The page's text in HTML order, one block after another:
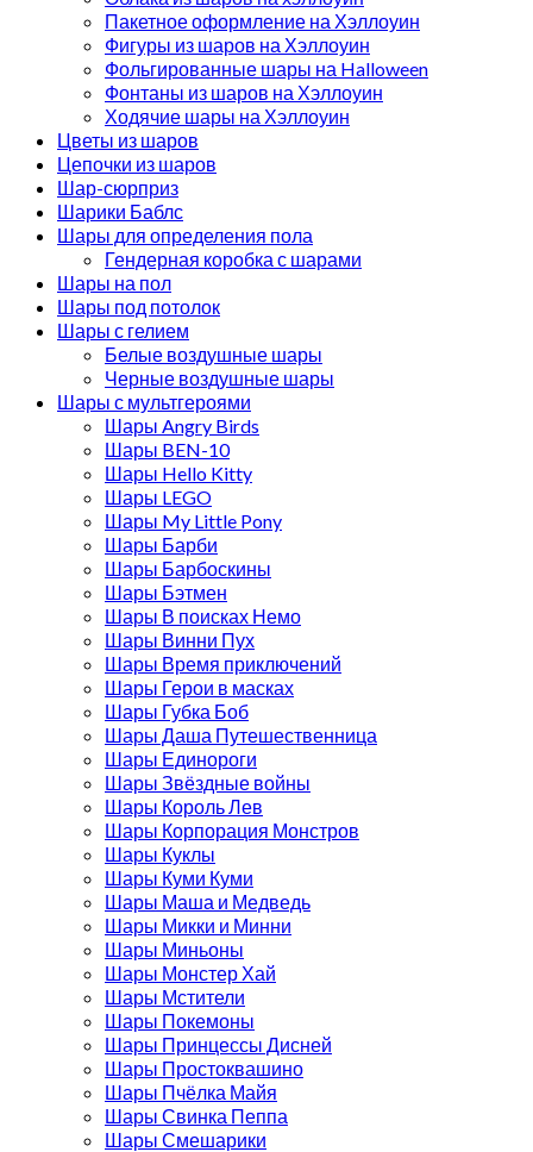
Пакетное оформление на Хэллоуин
Фигуры из шаров на Хэллоуин
Фольгированные шары на Halloween
Фонтаны из шаров на Хэллоуин
Ходячие шары на Хэллоуин
Цветы из шаров
Цепочки из шаров
Шар-сюрприз
Шарики Баблс
Шары для определения пола
Гендерная коробка с шарами
Шары на пол
Шары под потолок
Шары с гелием
Белые воздушные шары
Черные воздушные шары
Шары с мультгероями
Шары Angry Birds
Шары BEN-10
Шары Hello Kitty
Шары LEGO
Шары My Little Pony
Шары Барби
Шары Барбоскины
Шары Бэтмен
Шары В поисках Немо
Шары Винни Пух
Шары Время приключений
Шары Герои в масках
Шары Губка Боб
Шары Даша Путешественница
Шары Единороги
Шары Звёздные войны
Шары Король Лев
Шары Корпорация Монстров
Шары Куклы
Шары Куми Куми
Шары Маша и Медведь
Шары Микки и Минни
Шары Миньоны
Шары Монстер Хай
Шары Мстители
Шары Покемоны
Шары Принцессы Дисней
Шары Простоквашино
Шары Пчёлка Майя
Шары Свинка Пеппа
Шары Смешарики